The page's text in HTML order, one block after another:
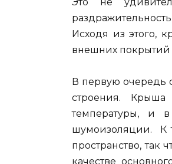
Исходя из этого,
внешних покрытий
В первую очередь
строения.
температуры, и в
шумоизоляции. К
пространство, так
качестве